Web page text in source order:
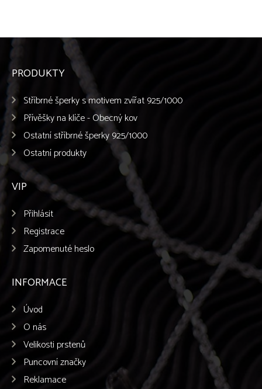
PRODUKTY
Stříbrné šperky s motivem zvířat 925/1000
Přívěšky na klíče - Obecný kov
Ostatní stříbrné šperky 925/1000
Ostatní produkty
VIP
Přihlásit
Registrace
Zapomenuté heslo
INFORMACE
Úvod
O nás
Velikosti prstenů
Puncovní značky
Reklamace